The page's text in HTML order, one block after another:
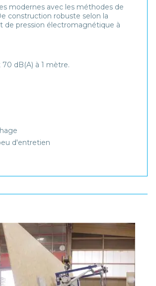
modernes avec les méthodes de
construction robuste selon la
de pression électromagnétique à
dB(A) à 1 mètre.
d'entretien